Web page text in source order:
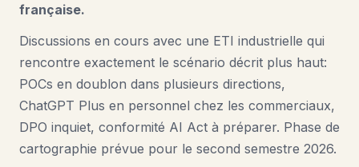
française.
Discussions en cours avec une ETI industrielle qui
rencontre exactement le scénario décrit plus haut:
POCs en doublon dans plusieurs directions,
ChatGPT Plus en personnel chez les commerciaux,
DPO inquiet, conformité AI Act à préparer. Phase de
cartographie prévue pour le second semestre 2026.